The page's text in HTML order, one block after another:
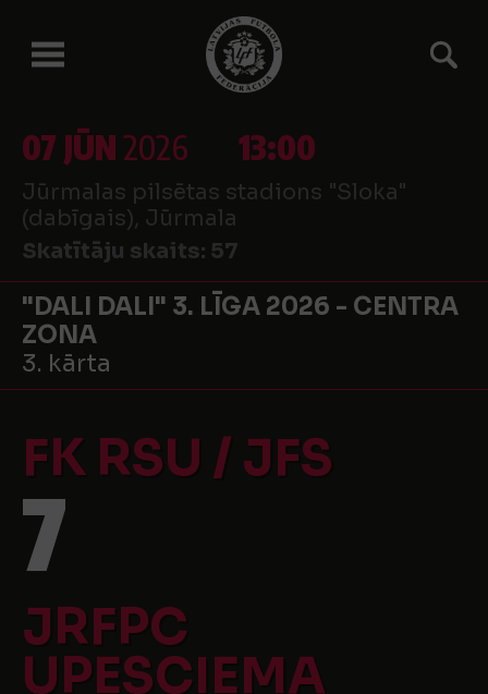
07 JŪN2026 13:00
Jūrmalas pilsētas stadions "Sloka"
(dabīgais), Jūrmala
Skatītāju skaits: 57
"DALI DALI" 3. LĪGA 2026 - CENTRA
ZONA
3. kārta
FK RSU / JFS
7
JRFPC
UPESCIEMA